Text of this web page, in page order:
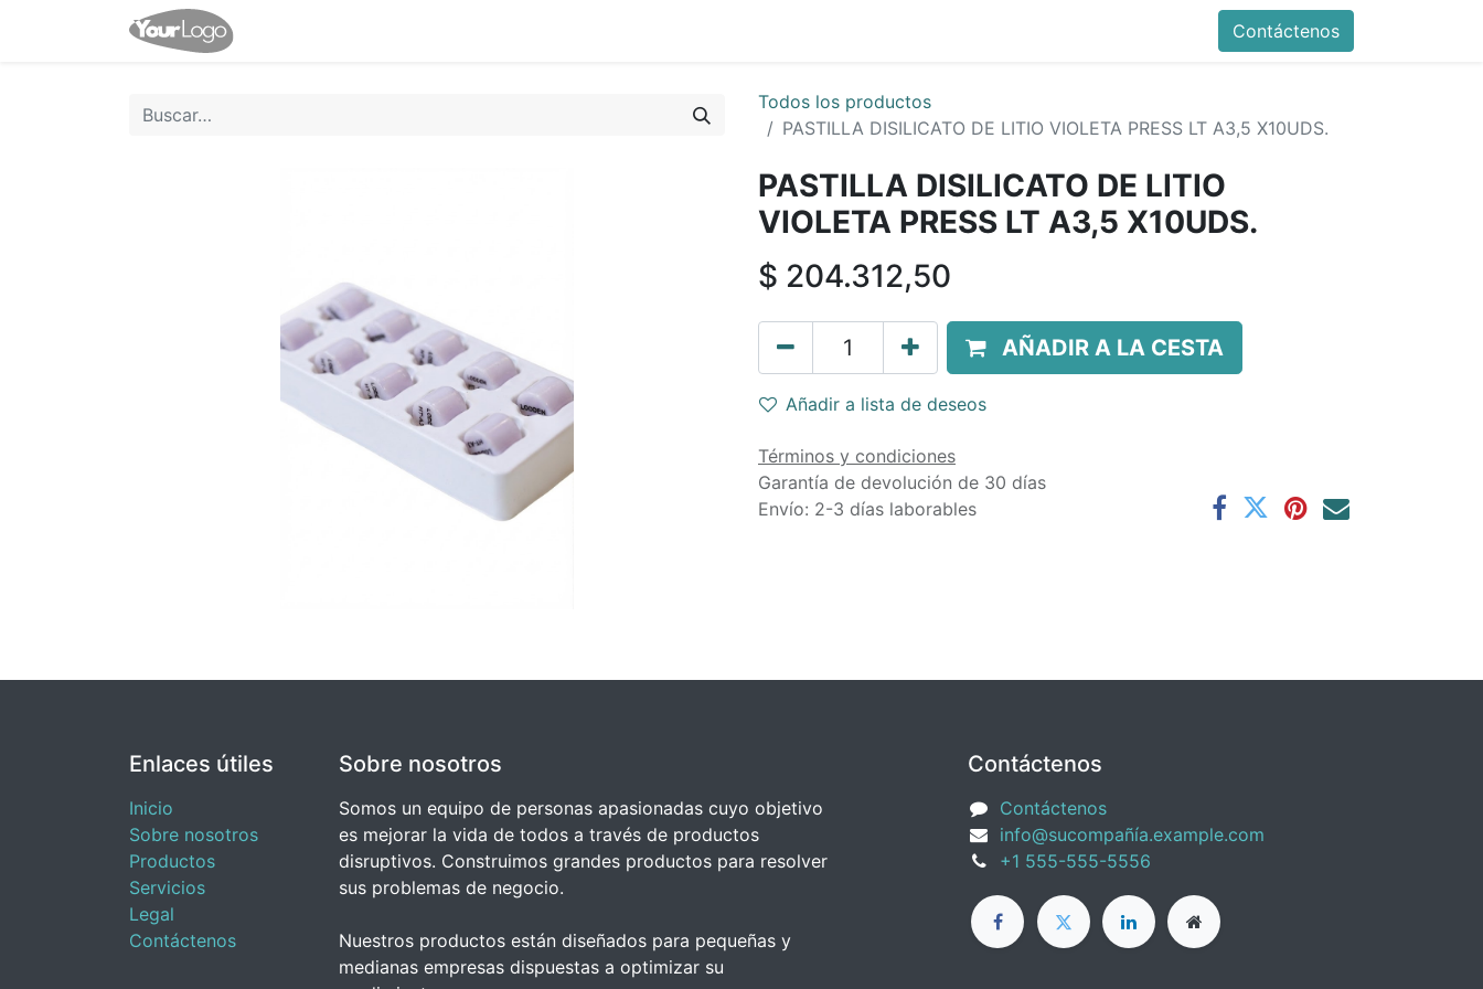
Contáctenos
Todos los productos
PASTILLA DISILICATO DE LITIO VIOLETA PRESS LT A3,5 X10UDS.
PASTILLA DISILICATO DE LITIO
VIOLETA PRESS LT A3,5 X10UDS.
$ 204.312,50
AÑADIR A LA CESTA
Añadir a lista de deseos
Términos y condiciones
Garantía de devolución de 30 días
Envío: 2-3 días laborables
Enlaces útiles
Inicio
Sobre nosotros
Productos
Servicios
Legal
Contáctenos
Sobre nosotros
Somos un equipo de personas apasionadas cuyo objetivo
es mejorar la vida de todos a través de productos
disruptivos. Construimos grandes productos para resolver
sus problemas de negocio.
Nuestros productos están diseñados para pequeñas y
medianas empresas dispuestas a optimizar su
Contáctenos
Contáctenos
info@sucompañía.example.com
+1 555-555-5556